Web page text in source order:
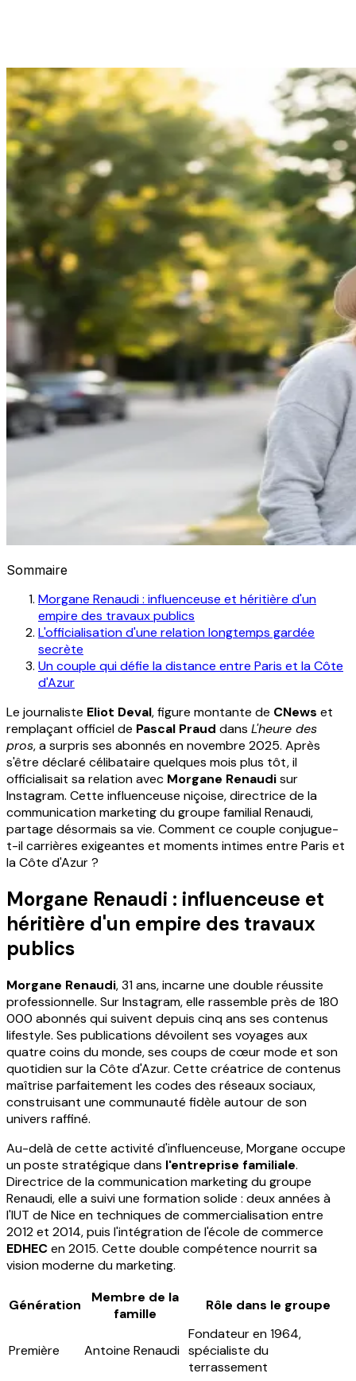
Sommaire
Morgane Renaudi : influenceuse et héritière d'un
empire des travaux publics
L'officialisation d'une relation longtemps gardée
secrète
Un couple qui défie la distance entre Paris et la Côte
d'Azur
Le journaliste Eliot Deval, figure montante de CNews et
remplaçant officiel de Pascal Praud dans L'heure des
pros, a surpris ses abonnés en novembre 2025. Après
s'être déclaré célibataire quelques mois plus tôt, il
officialisait sa relation avec Morgane Renaudisur
Instagram. Cette influenceuse niçoise, directrice de la
communication marketing du groupe familial Renaudi,
partage désormais sa vie. Comment ce couple conjugue-
t-il carrières exigeantes et moments intimes entre Paris et
la Côte d'Azur ?
Morgane Renaudi : influenceuse et
héritière d'un empire des travaux
publics
Morgane Renaudi, 31 ans, incarne une double réussite
professionnelle. Sur Instagram, elle rassemble près de 180
000 abonnés qui suivent depuis cinq ans ses contenus
lifestyle. Ses publications dévoilent ses voyages aux
quatre coins du monde, ses coups de cœur mode et son
quotidien sur la Côte d'Azur. Cette créatrice de contenus
maîtrise parfaitement les codes des réseaux sociaux,
construisant une communauté fidèle autour de son
univers raffiné.
Au-delà de cette activité d'influenceuse, Morgane occupe
un poste stratégique dans l'entreprise familiale.
Directrice de la communication marketing du groupe
Renaudi, elle a suivi une formation solide : deux années à
l'IUT de Nice en techniques de commercialisation entre
2012 et 2014, puis l'intégration de l'école de commerce
EDHECen 2015. Cette double compétence nourrit sa
vision moderne du marketing.
Génération
Membre de la
famille
Rôle dans le groupe
Première Antoine Renaudi
Fondateur en 1964,
spécialiste du
terrassement